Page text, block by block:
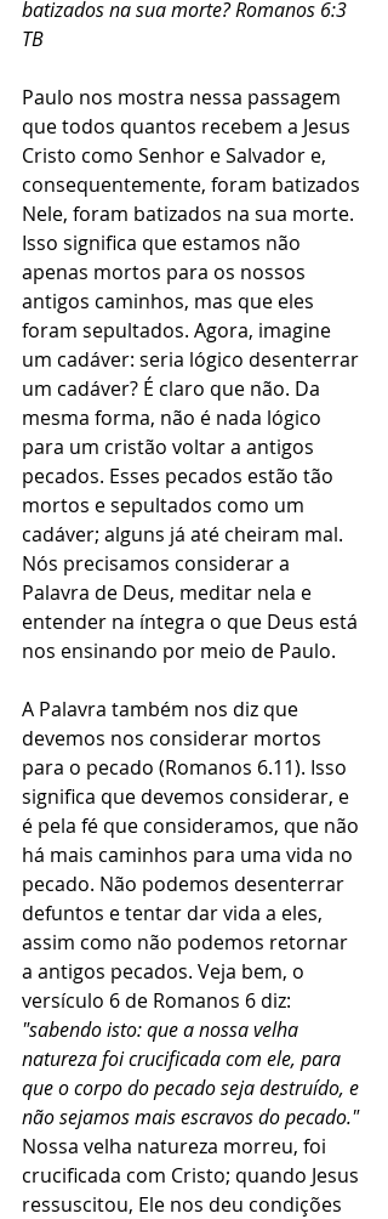
batizados na sua morte? Romanos 6:3
TB
Paulo nos mostra nessa passagem
que todos quantos recebem a Jesus
Cristo como Senhor e Salvador e,
consequentemente, foram batizados
Nele, foram batizados na sua morte.
Isso significa que estamos não
apenas mortos para os nossos
antigos caminhos, mas que eles
foram sepultados. Agora, imagine
um cadáver: seria lógico desenterrar
um cadáver? É claro que não. Da
mesma forma, não é nada lógico
para um cristão voltar a antigos
pecados. Esses pecados estão tão
mortos e sepultados como um
cadáver; alguns já até cheiram mal.
Nós precisamos considerar a
Palavra de Deus, meditar nela e
entender na íntegra o que Deus está
nos ensinando por meio de Paulo.
A Palavra também nos diz que
devemos nos considerar mortos
para o pecado (Romanos 6.11). Isso
significa que devemos considerar, e
é pela fé que consideramos, que não
há mais caminhos para uma vida no
pecado. Não podemos desenterrar
defuntos e tentar dar vida a eles,
assim como não podemos retornar
a antigos pecados. Veja bem, o
versículo 6 de Romanos 6 diz:
"sabendo isto: que a nossa velha
natureza foi crucificada com ele, para
que o corpo do pecado seja destruído, e
não sejamos mais escravos do pecado."
Nossa velha natureza morreu, foi
crucificada com Cristo; quando Jesus
ressuscitou, Ele nos deu condições